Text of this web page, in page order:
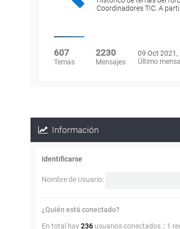
Coordinadores TIC. A
607
Temas
2230
Mensajes
09 Oct 2021,
Último
Información
Identificarse
Nombre de Usuario:
¿Quién está conectado?
En total hay236 usuarios conectados :: 1